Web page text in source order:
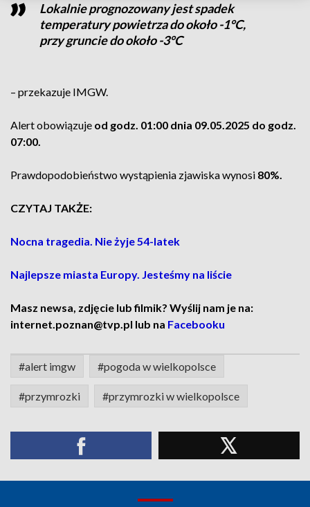
Lokalnie prognozowany jest spadek
temperatury powietrza do około -1°C,
przy gruncie do około -3°C
– przekazuje IMGW.
Alert obowiązuje od godz. 01:00 dnia 09.05.2025 do godz.
07:00.
Prawdopodobieństwo wystąpienia zjawiska wynosi 80%.
CZYTAJ TAKŻE:
Nocna tragedia. Nie żyje 54-latek
Najlepsze miasta Europy. Jesteśmy na liście
Masz newsa, zdjęcie lub filmik? Wyślij nam je na:
internet.poznan@tvp.pl lub na Facebooku
#alert imgw #pogoda w wielkopolsce
#przymrozki #przymrozki w wielkopolsce